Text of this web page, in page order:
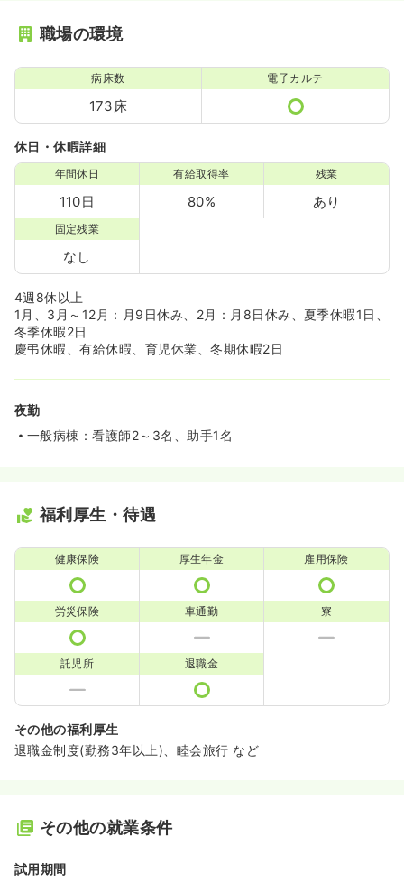
職場の環境
病床数
173床
電子カルテ
休日・休暇詳細
年間休日
110日
有給取得率
80%
残業
あり
固定残業
なし
4週8休以上
1月、3月～12月：月9日休み、2月：月8日休み、夏季休暇1日、
冬季休暇2日
慶弔休暇、有給休暇、育児休業、冬期休暇2日
夜勤
一般病棟：看護師2～3名、助手1名
福利厚生・待遇
健康保険 厚生年金 雇用保険
労災保険 車通勤 寮
託児所 退職金
その他の福利厚生
退職金制度(勤務3年以上)、睦会旅行 など
その他の就業条件
試用期間